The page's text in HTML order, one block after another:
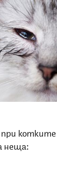
неща: